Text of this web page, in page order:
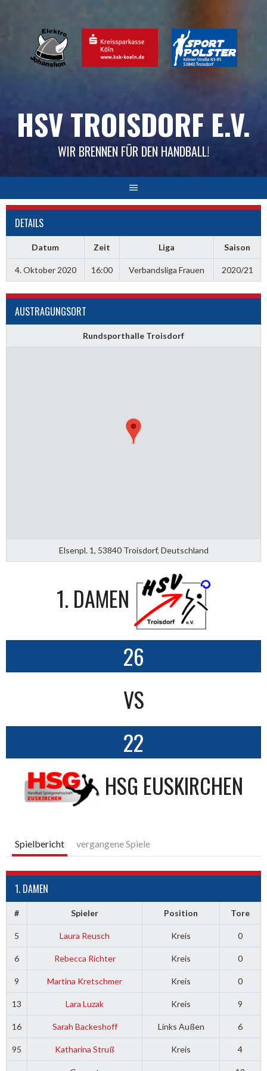
HSV TROISDORF E.V.
WIR BRENNEN FÜR DEN HANDBALL!
DETAILS
Datum Zeit Liga Saison
4. Oktober 2020 16:00 Verbandsliga Frauen 2020/21
AUSTRAGUNGSORT
Rundsporthalle Troisdorf
Elsenpl. 1, 53840 Troisdorf, Deutschland
1. DAMEN
26
VS
22
HSG EUSKIRCHEN
Spielbericht vergangene Spiele
1. DAMEN
# Spieler Position Tore
5 Laura Reusch Kreis 0
6 Rebecca Richter Kreis 0
9 Martina Kretschmer Kreis 0
13 Lara Luzak Kreis 9
16 Sarah Backeshoff Links Außen 6
95 Katharina Struß Kreis 4